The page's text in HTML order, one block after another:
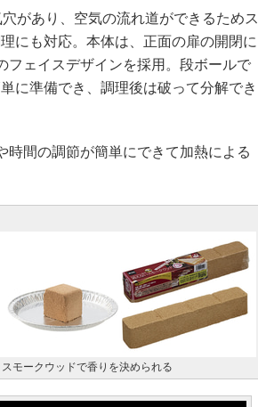
があり、空気の流れ道ができるためス
にも対応。本体は、正面の扉の開閉に
フェイスデザインを採用。段ボールで
に準備でき、調理後は破って分解でき
間の調節が簡単にできて加熱による
スモークウッドで香りを決められる